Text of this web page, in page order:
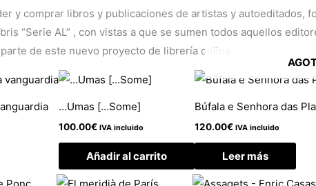
y comprar libros y publicaciones de artistas y autoeditados,
“Serie AL” , con vistas a que se sumen todos aquellos
de este nuevo proyecto de librería online.
…Umas […Some]
100.00€ IVA incluido
Añadir al carrito
Búfala e Senhora das
120.00€ IVA incluido
Leer más